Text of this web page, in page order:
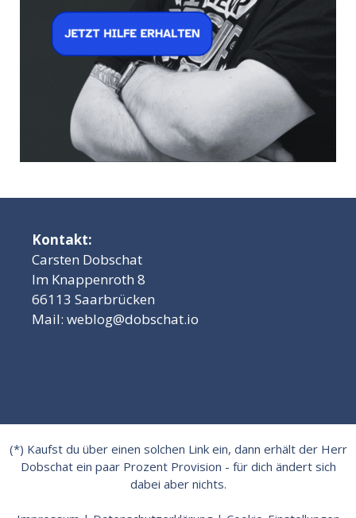
Kontakt:
Carsten Dobschat
Im Knappenroth 8
66113 Saarbrücken
Mail: weblog@dobschat.io
(*) Kaufst du über einen solchen Link ein, dann erhält der Herr
Dobschat ein paar Prozent Provision - für dich ändert sich
dabei aber nichts.